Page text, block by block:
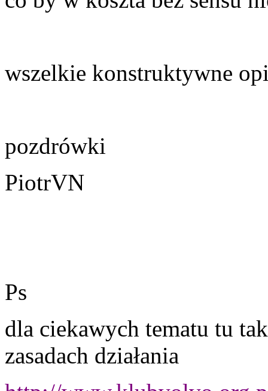
wszelkie konstruktywne
pozdrówki
PiotrVN
Ps
dla ciekawych tematu tu
zasadach działania